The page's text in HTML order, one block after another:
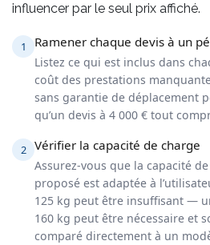
influencer par le seul prix affiché.
1 Ramener chaque devis à un
Listez ce qui est inclus dans
coût des prestations
sans garantie de déplacement
qu’un devis à 4 000 € tout
2 Vérifier la capacité de charge
Assurez-vous que la capacité
proposé est adaptée à
125 kg peut être insuffisant —
160 kg peut être nécessaire et
comparé directement à un